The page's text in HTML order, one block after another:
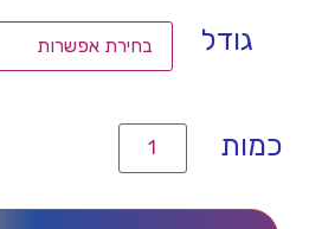
גודל